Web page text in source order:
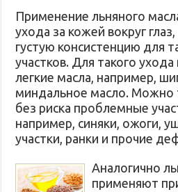
Применение льняного
ухода за кожей вокруг
густую консистенцию для
участков. Для такого
легкие масла, например,
миндальное масло. Можно
без риска проблемные
например, синяки, ожоги,
участки, ранки и прочие
Аналогично
применяют